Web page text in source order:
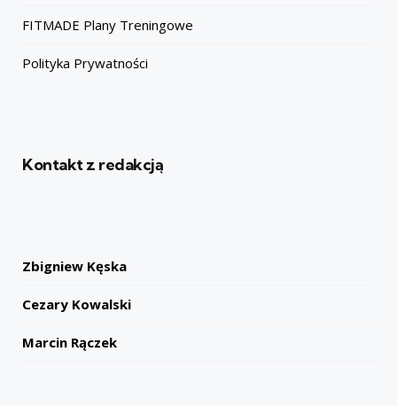
FITMADE Plany Treningowe
Polityka Prywatności
Kontakt z redakcją
Zbigniew Kęska
Cezary Kowalski
Marcin Rączek